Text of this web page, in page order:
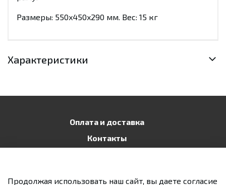
Размеры: 550x450x290 мм. Вес: 15 кг
Характеристики
Оплата и доставка
Контакты
Продолжая использовать наш сайт, вы даете согласие